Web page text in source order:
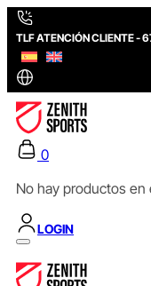
TLF ATENCIÓN CLIENTE -
0
No hay productos en
LOGIN